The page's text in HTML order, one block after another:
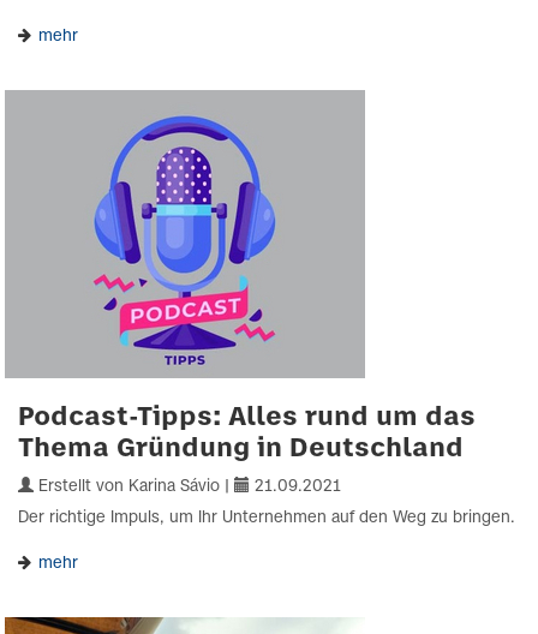
mehr
Podcast-Tipps: Alles rund um das
Thema Gründung in Deutschland
Erstellt von Karina Sávio |
21.09.2021
Der richtige Impuls, um Ihr Unternehmen auf den Weg zu bringen.
mehr